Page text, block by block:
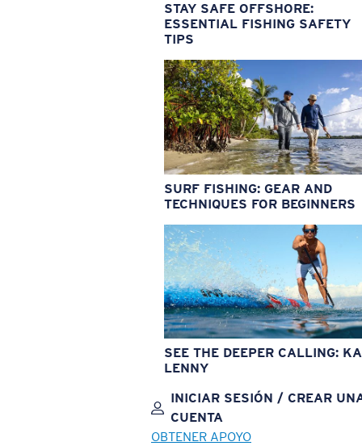
STAY SAFE OFFSHORE:
ESSENTIAL FISHING SAFETY
TIPS
SURF FISHING: GEAR AND
TECHNIQUES FOR BEGINNERS
SEE THE DEEPER CALLING:
LENNY
INICIAR SESIÓN / CREAR
CUENTA
OBTENER APOYO